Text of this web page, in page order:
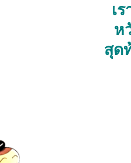
เ
ห
สุด